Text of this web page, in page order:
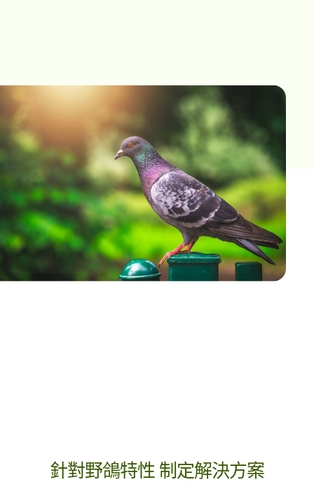
針對野鴿特性 制定解決方案